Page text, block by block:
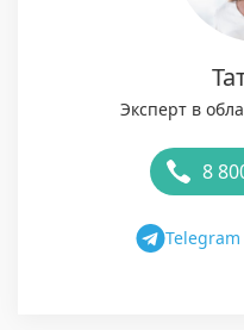
Эксперт в
8
Telegram